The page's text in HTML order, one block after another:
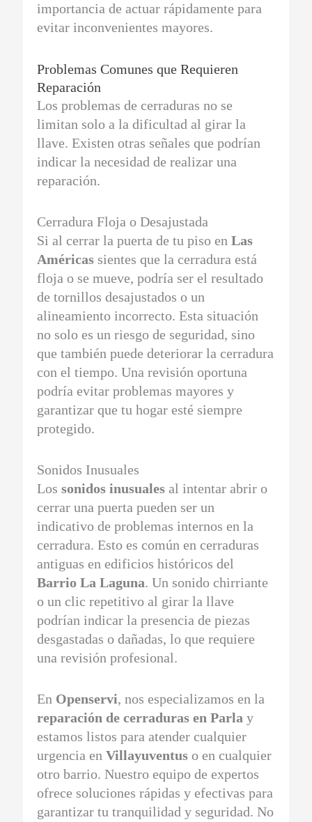
importancia de actuar rápidamente para
evitar inconvenientes mayores.
Problemas Comunes que Requieren
Reparación
Los problemas de cerraduras no se
limitan solo a la dificultad al girar la
llave. Existen otras señales que podrían
indicar la necesidad de realizar una
reparación.
Cerradura Floja o Desajustada
Si al cerrar la puerta de tu piso enLas
Américas sientes que la cerradura está
floja o se mueve, podría ser el resultado
de tornillos desajustados o un
alineamiento incorrecto. Esta situación
no solo es un riesgo de seguridad, sino
que también puede deteriorar la cerradura
con el tiempo. Una revisión oportuna
podría evitar problemas mayores y
garantizar que tu hogar esté siempre
protegido.
Sonidos Inusuales
Lossonidos inusuales al intentar abrir o
cerrar una puerta pueden ser un
indicativo de problemas internos en la
cerradura. Esto es común en cerraduras
antiguas en edificios históricos del
Barrio La Laguna. Un sonido chirriante
o un clic repetitivo al girar la llave
podrían indicar la presencia de piezas
desgastadas o dañadas, lo que requiere
una revisión profesional.
En Openservi, nos especializamos en la
reparación de cerraduras en Parla y
estamos listos para atender cualquier
urgencia enVillayuventus o en cualquier
otro barrio. Nuestro equipo de expertos
ofrece soluciones rápidas y efectivas para
garantizar tu tranquilidad y seguridad. No